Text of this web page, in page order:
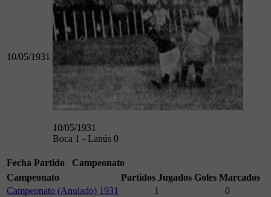
10/05/1931
10/05/1931
Boca 1 - Lanús 0
Fecha Partido
Campeonato
Campeonato
Partidos Jugados Goles Marcados
Campeonato (Anulado) 1931
1
0